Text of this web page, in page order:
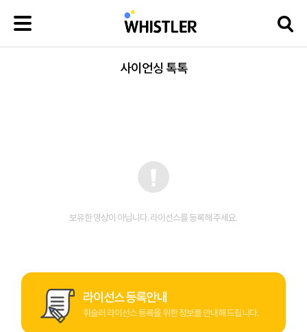
사이언싱 톡톡
보유한 영상이 아닙니다. 라이선스를 등록해 주세요.
라이선스 등록안내
휘슬러 라이선스 등록을 위한 정보를 안내해 드립니다.